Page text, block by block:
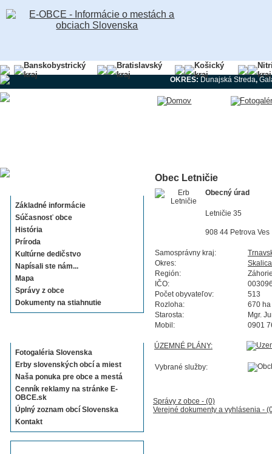
Banskobystrický
kraj
Bratislavský
kraj
Košický
kraj
kraj
OKRES:Dunajská Streda,
Základné informácie
Súčasnosť obce
História
Príroda
Kultúrne dedičstvo
Napísali ste nám...
Mapa
Správy z obce
Dokumenty na stiahnutie
Fotogaléria Slovenska
Erby slovenských obcí a miest
Naša ponuka pre obce a mestá
Cenník reklamy na stránke E-
OBCE.sk
Úplný zoznam obcí Slovenska
Kontakt
Obec Letničie
Obecný úrad
Letničie 35
908 44 Petrova Ves
Samosprávny kraj:
Okres:
Skalica
Región:
IČO:
Počet obyvateľov:
513
Rozloha:
670 ha
Starosta:
Mgr.
Mobil:
0901
ÚZEMNÉ PLÁNY:
Vybrané služby:
Správy z obce - (0)
Verejné dokumenty a vyhlásenia -